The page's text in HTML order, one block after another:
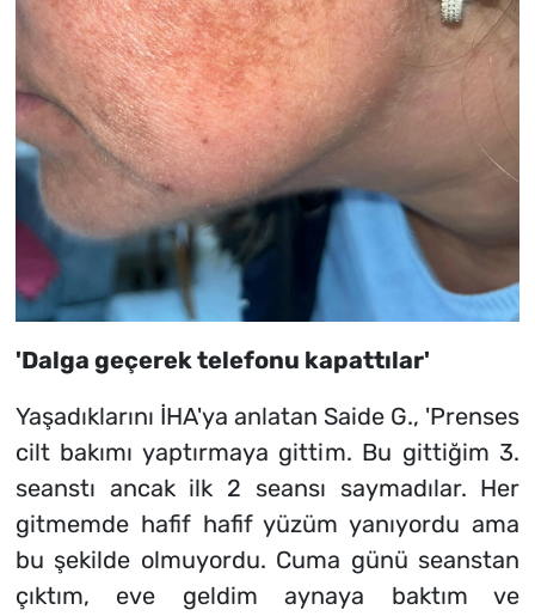
'Dalga geçerek telefonu kapattılar'
Yaşadıklarını İHA'ya anlatan Saide G., 'Prenses
cilt bakımı yaptırmaya gittim. Bu gittiğim 3.
seanstı ancak ilk 2 seansı saymadılar. Her
gitmemde hafif hafif yüzüm yanıyordu ama
bu şekilde olmuyordu. Cuma günü seanstan
çıktım, eve geldim aynaya baktım ve